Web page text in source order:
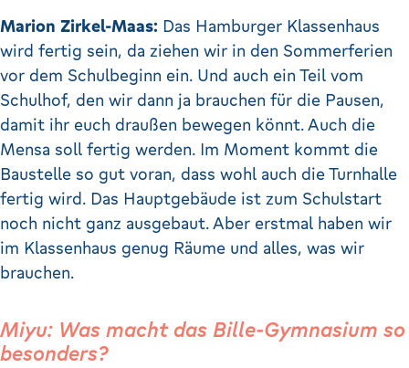
Marion Zirkel-Maas: Das Hamburger Klassenhaus
wird fertig sein, da ziehen wir in den Sommerferien
vor dem Schulbeginn ein. Und auch ein Teil vom
Schulhof, den wir dann ja brauchen für die Pausen,
damit ihr euch draußen bewegen könnt. Auch die
Mensa soll fertig werden. Im Moment kommt die
Baustelle so gut voran, dass wohl auch die Turnhalle
fertig wird. Das Hauptgebäude ist zum Schulstart
noch nicht ganz ausgebaut. Aber erstmal haben wir
im Klassenhaus genug Räume und alles, was wir
brauchen.
Miyu: Was macht das Bille-Gymnasium so
besonders?